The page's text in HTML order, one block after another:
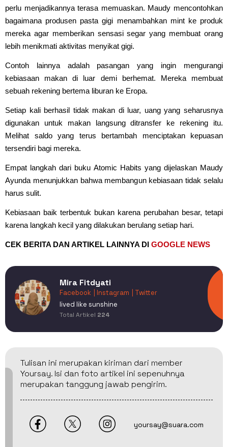
perlu menjadikannya terasa memuaskan. Maudy mencontohkan
bagaimana produsen pasta gigi menambahkan mint ke produk
mereka agar memberikan sensasi segar yang membuat orang
lebih menikmati aktivitas menyikat gigi.
Contoh lainnya adalah pasangan yang ingin mengurangi
kebiasaan makan di luar demi berhemat. Mereka membuat
sebuah rekening bertema liburan ke Eropa.
Setiap kali berhasil tidak makan di luar, uang yang seharusnya
digunakan untuk makan langsung ditransfer ke rekening itu.
Melihat saldo yang terus bertambah menciptakan kepuasan
tersendiri bagi mereka.
Empat langkah dari buku Atomic Habits yang dijelaskan Maudy
Ayunda menunjukkan bahwa membangun kebiasaan tidak selalu
harus sulit.
Kebiasaan baik terbentuk bukan karena perubahan besar, tetapi
karena langkah kecil yang dilakukan berulang setiap hari.
CEK BERITA DAN ARTIKEL LAINNYA DI GOOGLE NEWS
Mira Fitdyati
Facebook | Instagram
| Twitter
lived like sunshine
Total Artikel 224
Tulisan ini merupakan kiriman dari member
Yoursay. Isi dan foto artikel ini sepenuhnya
merupakan tanggung jawab pengirim.
yoursay@suara.com